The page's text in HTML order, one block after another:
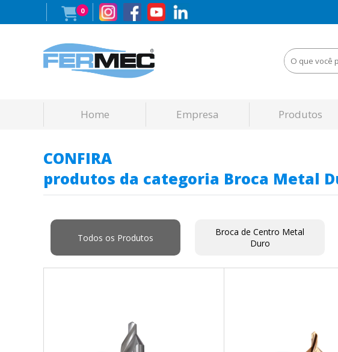
0
Home Empresa Produtos
CONFIRA
produtos da categoria Broca Metal
Todos os Produtos
Broca de Centro Metal
Duro